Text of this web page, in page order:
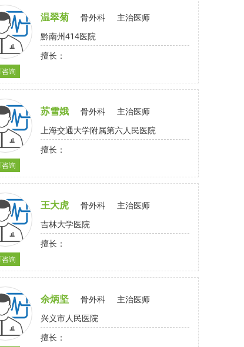
询
温翠菊 骨外科
主治医师
黔南州414医院
擅长：
询
苏雪娥 骨外科
主治医师
上海交通大学附属第六人民医院
擅长：
询
王大虎 骨外科
主治医师
吉林大学医院
擅长：
余炳坚 骨外科
主治医师
兴义市人民医院
擅长：